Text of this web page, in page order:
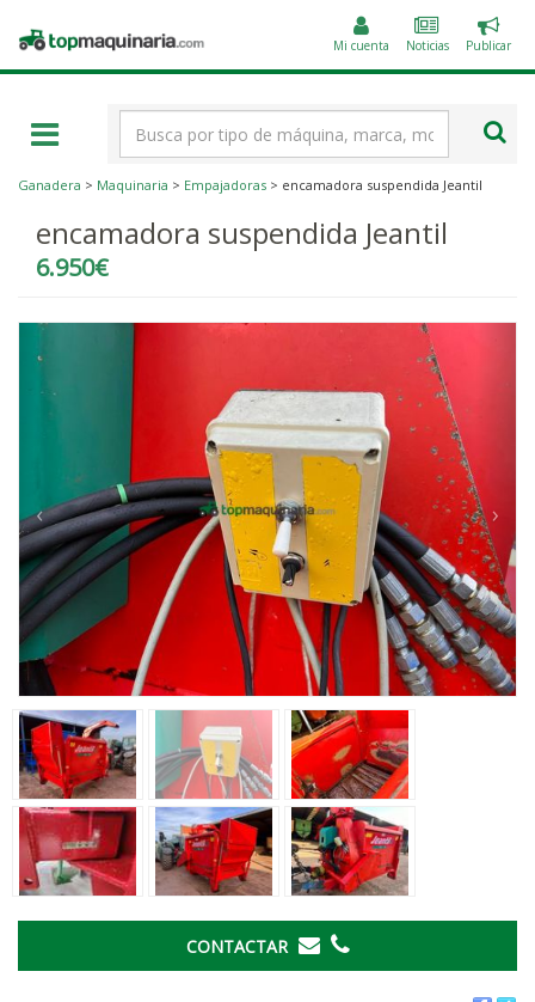
Topmaquinaria.com Mi cuenta Noticias
un
Publicar
Ganadera > Maquinaria > Empajadoras > encamadora suspendida Jeantil
encamadora suspendida Jeantil
6.950€
‹ ›
CONTACTAR